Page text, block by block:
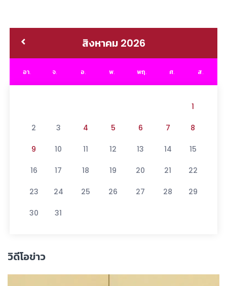
สิงหาคม 2026
อา. จ. อ. พ. พฤ. ศ. ส.
1
2 3 4 5 6 7 8
9 10 11 12 13 14 15
16 17 18 19 20 21 22
23 24 25 26 27 28 29
30 31
วิดีโอข่าว